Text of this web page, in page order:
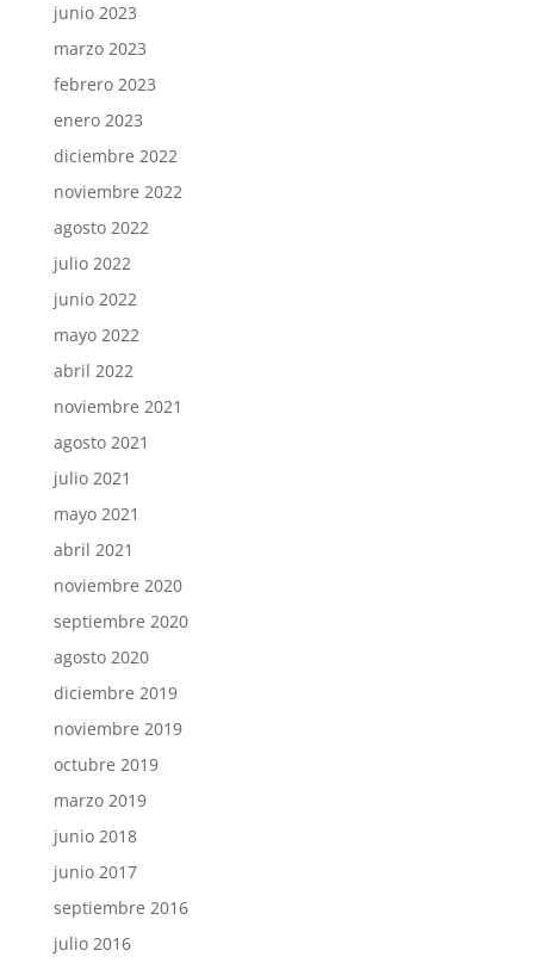
junio 2023
marzo 2023
febrero 2023
enero 2023
diciembre 2022
noviembre 2022
agosto 2022
julio 2022
junio 2022
mayo 2022
abril 2022
noviembre 2021
agosto 2021
julio 2021
mayo 2021
abril 2021
noviembre 2020
septiembre 2020
agosto 2020
diciembre 2019
noviembre 2019
octubre 2019
marzo 2019
junio 2018
junio 2017
septiembre 2016
julio 2016